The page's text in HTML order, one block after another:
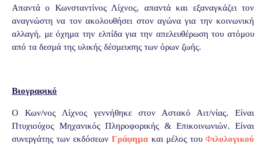
Απαντά ο Κωνσταντίνος Λίχνος, απαντά και εξαναγκάζει τον
αναγνώστη να τον ακολουθήσει στον αγώνα για την κοινωνική
αλλαγή, με όχημα την ελπίδα για την απελευθέρωση του ατόμου
από τα δεσμά της υλικής δέσμευσης των όρων ζωής.
Βιογραφικό
Ο Κων/νος Λίχνος γεννήθηκε στον Αστακό Αιτ/νίας. Είναι
Πτυχιούχος Μηχανικός Πληροφορικής & Επικοινωνιών. Είναι
συνεργάτης των εκδόσεωνΓράφημα και μέλος τουΦιλολογικού